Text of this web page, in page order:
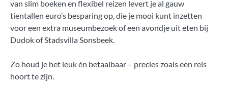
van slim boeken en flexibel reizen levert je al gauw
tientallen euro’s besparing op, die je mooi kunt inzetten
voor een extra museumbezoek of een avondje uit eten bij
Dudok of Stadsvilla Sonsbeek.
Zo houd je het leuk én betaalbaar – precies zoals een reis
hoort te zijn.